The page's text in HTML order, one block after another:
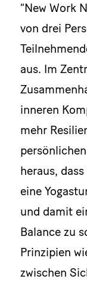
“New Work
von drei
aus. Im
inneren
mehr
heraus,
eine
und damit
Balance zu
Prinzipien
zwischen